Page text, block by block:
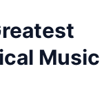
Music